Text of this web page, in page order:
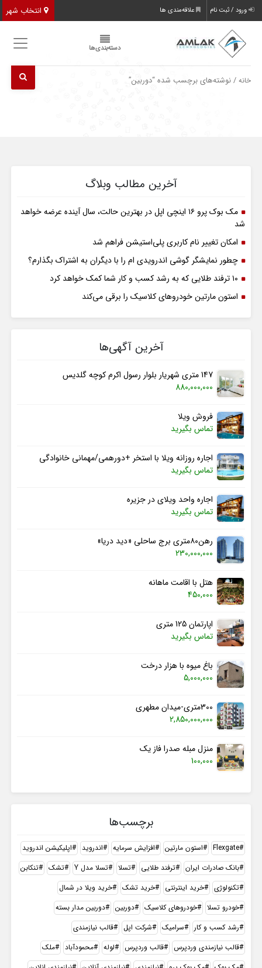
انتخاب شهر ورود / ثبت نام علاقه‌مندی ها
دسته‌بندی‌ها
خانه / نوشته‌های برچسب شده “دوربین”
آخرین مطالب وبلاگ
مک بوک پرو ۱۶ اینچی اپل در بهترین حالت، سال آینده عرضه خواهد
شد
امکان تغییر نام کاربری پلی‌استیشن فراهم شد
چطور نمایشگر گوشی اندرویدی ام را با دیگران به اشتراک بگذارم؟
۱۰ ترفند طلایی که به رشد کسب و کار شما کمک خواهد کرد
استون مارتین خودروهای کلاسیک را برقی می‌کند
آخرین آگهی‌ها
147 متری شهریار بلوار رسول اکرم کوچه گلدیس
880,000,000
فروش ویلا
تماس بگیرید
اجاره روزانه ویلا با استخر +دورهمی/مهمانی خانوادگی
تماس بگیرید
اجاره واحد ویلای در جزیره
تماس بگیرید
رهن۸۰متری برج ساحلی «دید دریا»
230,000,000
هتل با اقامت ماهانه
450,000
اپارتمان 125 متری
تماس بگیرید
باغ میوه با هزار درخت
5,000,000
300متری-میدان مطهری
2,850,000,000
منزل مبله صدرا فاز یک
100,000
برچسب‌ها
Flexgate استون مارتین افزایش سرمایه اندروید
اپلیکیشن اندروید
بانک صادرات ایران
ترفند طلایی تسلا تسلا مدل Y تشک
تنکابن
تکنولوژی
خرید اینترنتی خرید تشک
خرید ویلا در شمال
خودرو تسلا
خودروهای کلاسیک دوربین
دوربین مدار بسته
رشد کسب و کار
سرامیک شرکت اپل
قالب نیازمندی
قالب نیازمندی وردپرس
قالب وردپرس لوله محمودآباد
ملک